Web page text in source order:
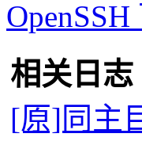
相关日志
[原]同主